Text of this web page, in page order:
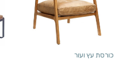
כורסת עץ ועור